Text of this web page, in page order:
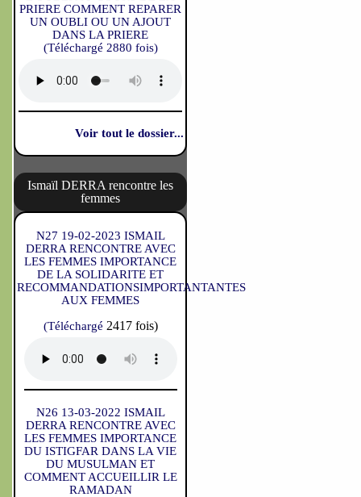
PRIERE COMMENT REPARER
UN OUBLI OU UN AJOUT
DANS LA PRIERE
(Téléchargé 2880 fois)
Voir tout le dossier...
Ismaïl DERRA rencontre les
femmes
N27 19-02-2023 ISMAIL
DERRA RENCONTRE AVEC
LES FEMMES IMPORTANCE
DE LA SOLIDARITE ET
RECOMMANDATIONSIMPORTANTANTES
AUX FEMMES
(Téléchargé 2417 fois)
N26 13-03-2022 ISMAIL
DERRA RENCONTRE AVEC
LES FEMMES IMPORTANCE
DU ISTIGFAR DANS LA VIE
DU MUSULMAN ET
COMMENT ACCUEILLIR LE
RAMADAN